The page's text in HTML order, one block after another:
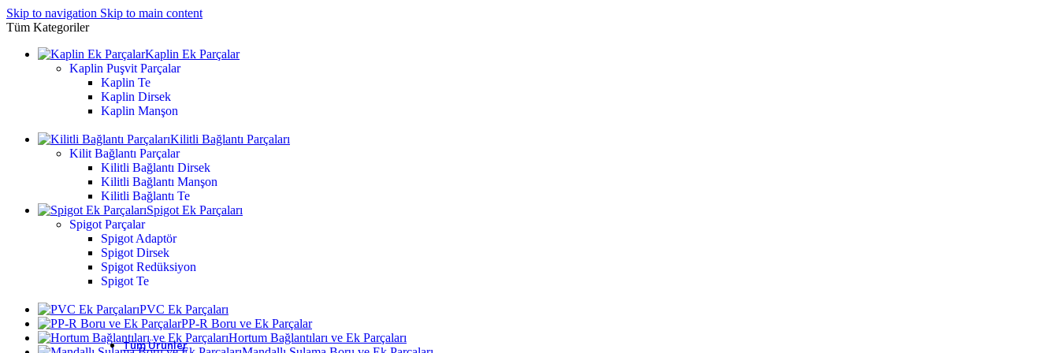
Skip to navigation Skip to main content
Tüm Kategoriler
Kaplin Ek Parçalar
Kaplin Puşvit Parçalar
Kaplin Te
Kaplin Dirsek
Kaplin Manşon
Kilitli Bağlantı Parçaları
Kilit Bağlantı Parçalar
Kilitli Bağlantı Dirsek
Kilitli Bağlantı Manşon
Kilitli Bağlantı Te
Spigot Ek Parçaları
Spigot Parçalar
Spigot Adaptör
Spigot Dirsek
Spigot Redüksiyon
Spigot Te
PVC Ek Parçaları
PP-R Boru ve Ek Parçalar
Hortum Bağlantıları ve Ek Parçaları
Tüm Ürünler